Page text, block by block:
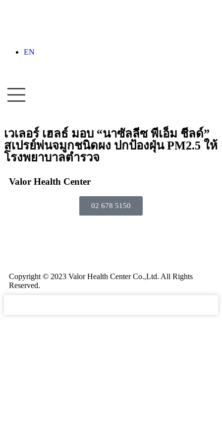
EN
เวเลอร์ เฮลธ์ มอบ “นาซัลลีซ พีเอ็ม ชีลด์”
สเปรย์พ่นจมูกชนิดผง ปกป้องฝุ่น PM2.5 ให้
โรงพยาบาลตำรวจ
Valor Health Center
02 678 5150
Copyright © 2023 Valor Health Center Co.,Ltd. All Rights
Reserved.